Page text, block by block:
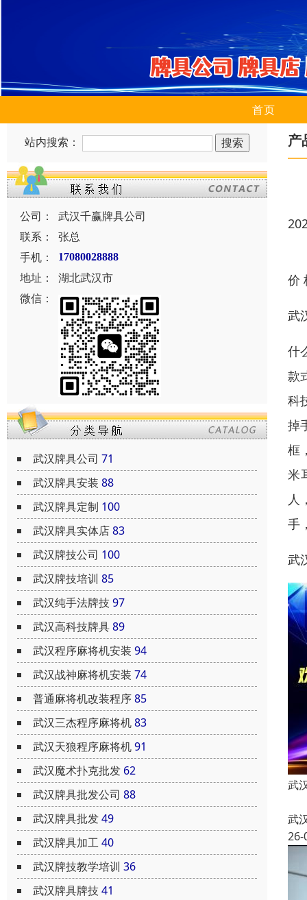
首页
站内搜索：
公司：
武汉千赢牌具公司
联系：
张总
手机：
17080028888
地址：
湖北武汉市
微信：
武汉牌具公司 71
武汉牌具安装 88
武汉牌具定制 100
武汉牌具实体店83
武汉牌技公司 100
武汉牌技培训 85
武汉纯手法牌技97
武汉高科技牌具89
武汉程序麻将机安装 94
武汉战神麻将机安装 74
普通麻将机改装程序85
武汉三杰程序麻将机83
武汉天狼程序麻将机91
武汉魔术扑克批发 62
武汉牌具批发公司 88
武汉牌具批发49
武汉牌具加工40
武汉牌技教学培训 36
武汉牌具牌技41
产
价
武
什
款
科
掉
框
米
人
手
武
武
武
26-